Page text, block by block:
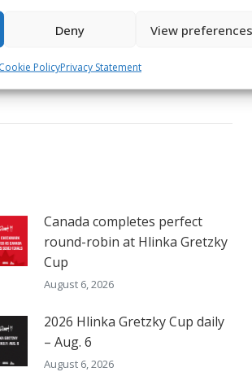
Deny View preferences
Cookie PolicyPrivacy StatementNext Post
Canada completes perfect
round-robin at Hlinka Gretzky
Cup
August 6, 2026
2026 Hlinka Gretzky Cup daily
– Aug. 6
August 6, 2026